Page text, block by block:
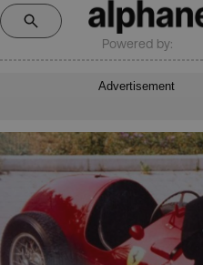
Powered by:
Advertisement